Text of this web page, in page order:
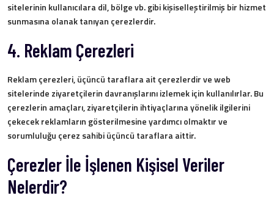
sitelerinin kullanıcılara dil, bölge vb. gibi kişiselleştirilmiş bir hizmet
sunmasına olanak tanıyan çerezlerdir.
4. Reklam Çerezleri
Reklam çerezleri, üçüncü taraflara ait çerezlerdir ve web
sitelerinde ziyaretçilerin davranışlarını izlemek için kullanılırlar. Bu
çerezlerin amaçları, ziyaretçilerin ihtiyaçlarına yönelik ilgilerini
çekecek reklamların gösterilmesine yardımcı olmaktır ve
sorumluluğu çerez sahibi üçüncü taraflara aittir.
Çerezler İle İşlenen Kişisel Veriler
Nelerdir?